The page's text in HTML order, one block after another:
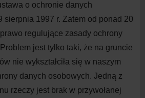
o ochronie danych
sierpnia 1997 r. Zatem od ponad 20
regulujące zasady ochrony
jest tylko taki, że na gruncie
nie wykształciła się w naszym
danych osobowych. Jedną z
rzeczy jest brak w przywołanej